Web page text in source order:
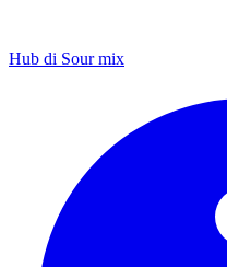
Hub di Sour mix